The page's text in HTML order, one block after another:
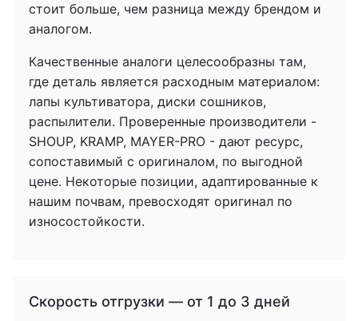
стоит больше, чем разница между брендом и
аналогом.
Качественные аналоги целесообразны там,
где деталь является расходным материалом:
лапы культиватора, диски сошников,
распылители. Проверенные производители -
SHOUP, KRAMP, MAYER-PRO - дают ресурс,
сопоставимый с оригиналом, по выгодной
цене. Некоторые позиции, адаптированные к
нашим почвам, превосходят оригинал по
износостойкости.
Скорость отгрузки — от 1 до 3 дней